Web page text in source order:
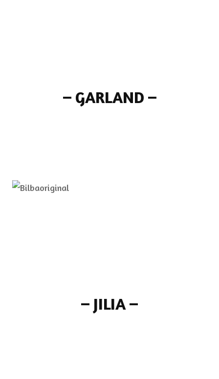
– GARLAND –
– JILIA–